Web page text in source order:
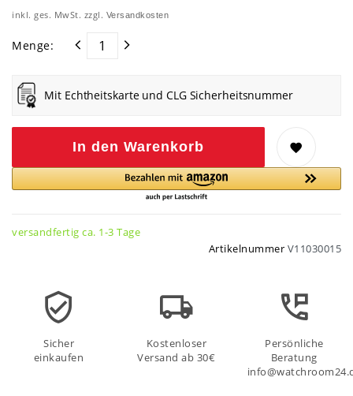
inkl. ges. MwSt. zzgl. Versandkosten
Menge:
Mit Echtheitskarte und CLG Sicherheitsnummer
In den Warenkorb
versandfertig ca. 1-3 Tage
Artikelnummer V11030015
Sicher
einkaufen
Kostenloser
Versand ab 30€
Persönliche
Beratung